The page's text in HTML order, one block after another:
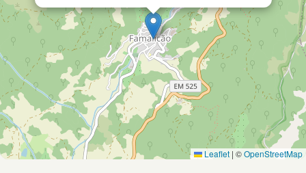
Leaflet | ©OpenStreetMap